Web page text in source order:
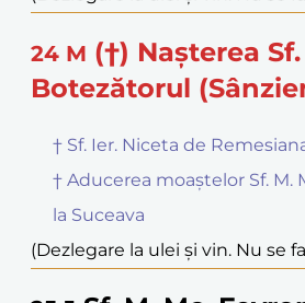
24 M (†) Nașterea
Botezătorul
† Sf. Ier. Niceta de
† Aducerea moaștelor Sf. M.
la Suceava
(Dezlegare la ulei și vin. Nu se